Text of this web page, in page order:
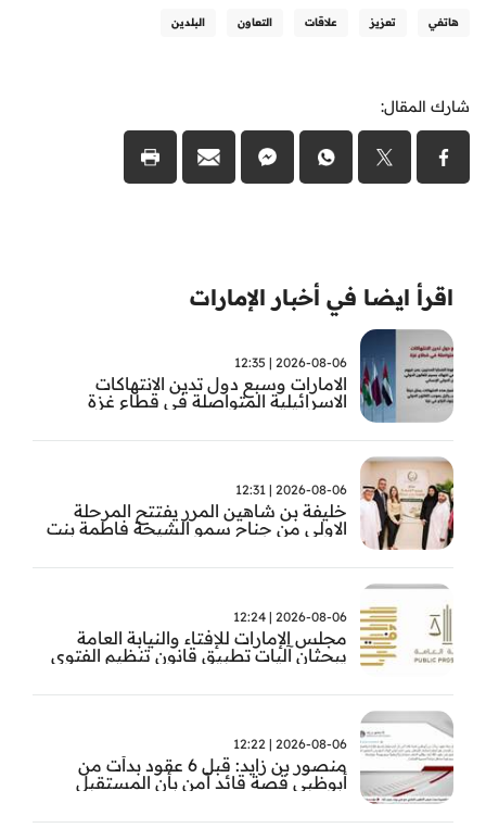
هاتفي تعزيز علاقات التعاون البلدين
شارك المقال:
اقرأ ايضا في أخبار الإمارات
2026-08-06 | 12:35
الامارات وسبع دول تدين الانتهاكات
الاسرائيلية المتواصلة في قطاع غزة
2026-08-06 | 12:31
خليفة بن شاهين المرر يفتتح المرحلة
الاولى من جناح سمو الشيخة فاطمة بنت
مستشفى المقاصد
2026-08-06 | 12:24
مجلس الإمارات للإفتاء والنيابة العامة
يبحثان آليات تطبيق قانون تنظيم الفتوى
2026-08-06 | 12:22
منصور بن زايد: قبل 6 عقود بدأت من
أبوظبي قصة قائد آمن بأن المستقبل